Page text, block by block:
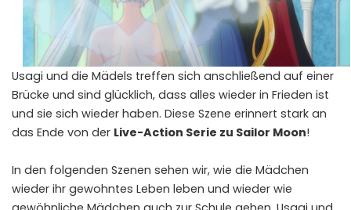
Usagi und die Mädels treffen sich anschließend auf einer
Brücke und sind glücklich, dass alles wieder in Frieden ist
und sie sich wieder haben. Diese Szene erinnert stark an
das Ende von der Live-Action Serie zu Sailor Moon!
In den folgenden Szenen sehen wir, wie die Mädchen
wieder ihr gewohntes Leben leben und wieder wie